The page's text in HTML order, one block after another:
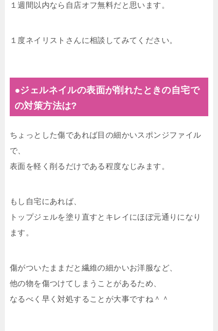
１週間以内なら自店オフ無料だと思います。
１度ネイリストさんに相談してみてください。
●ジェルネイルの表面が削れたときの自宅で
の対策方法は?
ちょっとした傷であれば目の細かいスポンジファイル
で、
表面を軽く削るだけである程度なじみます。
もし自宅にあれば、
トップジェルを塗り直すとキレイにほぼ元通りになり
ます。
傷がついたままだと繊維の細かいお洋服など、
他の物を傷つけてしまうことがあるため、
なるべく早く対処することが大事ですね＾＾